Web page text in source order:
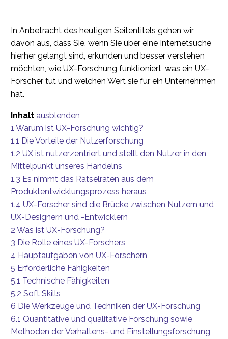
In Anbetracht des heutigen Seitentitels gehen wir
davon aus, dass Sie, wenn Sie über eine Internetsuche
hierher gelangt sind, erkunden und besser verstehen
möchten, wie UX-Forschung funktioniert, was ein UX-
Forscher tut und welchen Wert sie für ein Unternehmen
hat.
Inhalt ausblenden
1 Warum ist UX-Forschung wichtig?
1.1 Die Vorteile der Nutzerforschung
1.2 UX ist nutzerzentriert und stellt den Nutzer in den
Mittelpunkt unseres Handelns
1.3 Es nimmt das Rätselraten aus dem
Produktentwicklungsprozess heraus
1.4 UX-Forscher sind die Brücke zwischen Nutzern und
UX-Designern und -Entwicklern
2 Was ist UX-Forschung?
3 Die Rolle eines UX-Forschers
4 Hauptaufgaben von UX-Forschern
5 Erforderliche Fähigkeiten
5.1 Technische Fähigkeiten
5.2 Soft Skills
6 Die Werkzeuge und Techniken der UX-Forschung
6.1 Quantitative und qualitative Forschung sowie
Methoden der Verhaltens- und Einstellungsforschung